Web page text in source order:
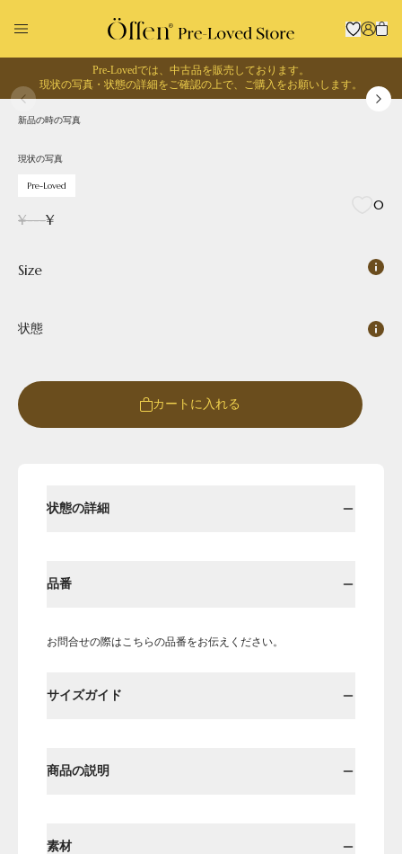
Round Round-hi
Pre-Lovedでは、中古品を販売しております。
現状の写真・状態の詳細をご確認の上で、 ご購入をお願いします。
現状の写真
新品の時の写真
現状の写真
Pre-Loved
0
¥---¥
Size
状態
カートに入れる
状態の詳細
品番
お問合せの際はこちらの品番をお伝えください。
サイズガイド
商品の説明
素材